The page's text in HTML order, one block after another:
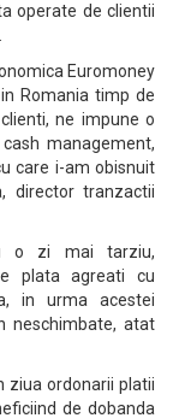
operate de clientii
Euromoney
Romania timp de
ne impune o
management,
care i-am obisnuit
director tranzactii
o zi mai tarziu,
plata agreati cu
in urma acestei
neschimbate, atat
ziua ordonarii platii
de dobanda